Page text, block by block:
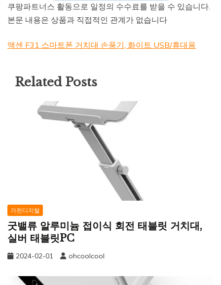
쿠팡파트너스 활동으로 일정의 수수료를 받을 수 있습니다.
본문 내용은 상품과 직접적인 관계가 없습니다
액센 F31 스마트폰 거치대 손풍기, 화이트 USB/휴대용
Related Posts
가전디지털
굿밸류 알루미늄 접이식 회전 태블릿 거치대,
실버 태블릿PC
2024-02-01 ohcoolcool